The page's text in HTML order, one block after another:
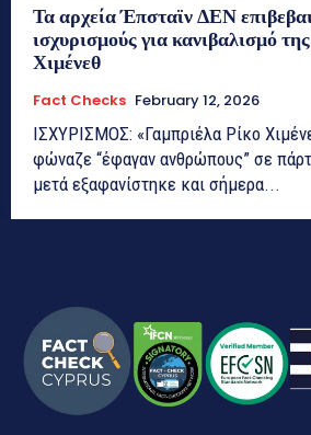
Τα αρχεία Έπσταϊν ΔΕΝ
ισχυρισμούς για κανιβαλισμό
Χιμένεθ
Fact Checks February 12, 2026
ΙΣΧΥΡΙΣΜΟΣ: «Γαμπριέλα Ρίκο
φώναζε “έφαγαν ανθρώπους” σε
μετά εξαφανίστηκε και σήμερα...